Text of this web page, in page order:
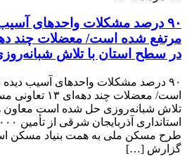
٩٠ درصد مشکلات واحدهای
در سطح استان با تلاش
٩٠ درصد مشکلات واحدهای آسیب
است/ معضلات
تلاش شبانه‌روزی حل شده است معاون
طرح مسکن ملی به همت بنیاد مسکن
گزارش […]